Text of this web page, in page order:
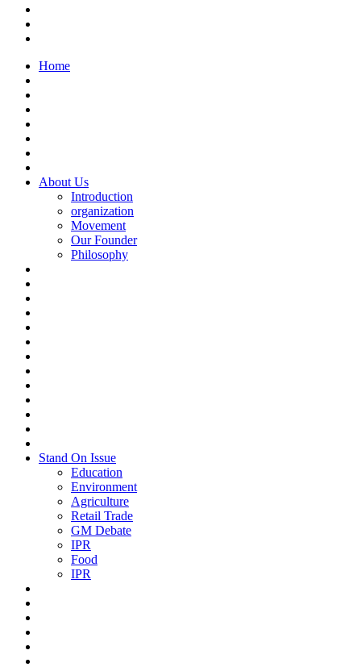
Home
About Us
Introduction
organization
Movement
Our Founder
Philosophy
Stand On Issue
Education
Environment
Agriculture
Retail Trade
GM Debate
IPR
Food
IPR